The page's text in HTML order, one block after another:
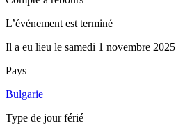
L’événement est terminé
Il a eu lieu le samedi 1 novembre 2025
Pays
Bulgarie
Type de jour férié